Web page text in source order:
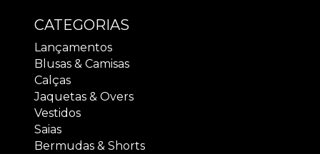
CATEGORIAS
Lançamentos
Blusas & Camisas
Calças
Jaquetas & Overs
Vestidos
Saias
Bermudas & Shorts